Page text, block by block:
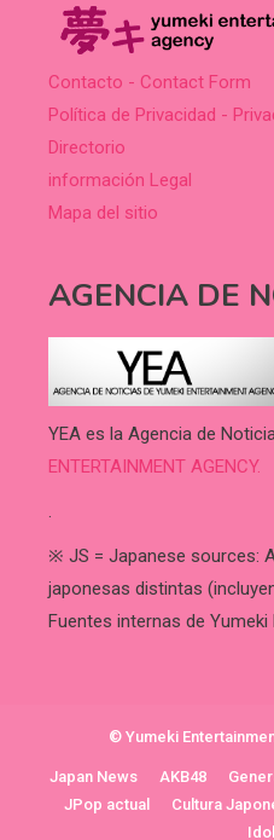
Contacto - Contact Form
Política de Privacidad -
Directorio
información Legal
Mapa del sitio
AGENCIA DE
YEA es la Agencia de
ENTERTAINMENT AGENCY.
.
※ JS = Japanese sources:
japonesas distintas
Fuentes internas de
© Yumeki
Japan News AKB48
JPop actual
Cultura